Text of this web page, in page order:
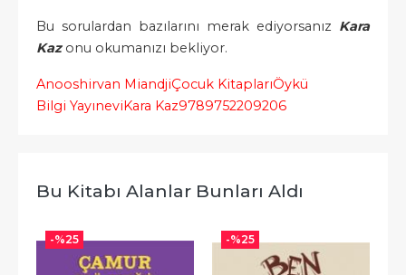
Bu sorulardan bazılarını merak ediyorsanız Kara
Kazonu okumanızı bekliyor.
Anooshirvan MiandjiÇocuk KitaplarıÖykü
Bilgi YayıneviKara Kaz9789752209206
Bu Kitabı Alanlar Bunları Aldı
-%25 -%25